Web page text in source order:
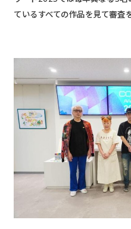
ているすべての作品を見て審査